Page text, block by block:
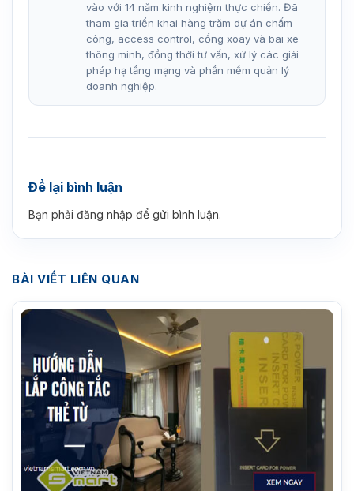
vào với 14 năm kinh nghiệm thực chiến. Đã
tham gia triển khai hàng trăm dự án chấm
công, access control, cổng xoay và bãi xe
thông minh, đồng thời tư vấn, xử lý các giải
pháp hạ tầng mạng và phần mềm quản lý
doanh nghiệp.
Để lại bình luận
Bạn phải đăng nhập để gửi bình luận.
BÀI VIẾT LIÊN QUAN